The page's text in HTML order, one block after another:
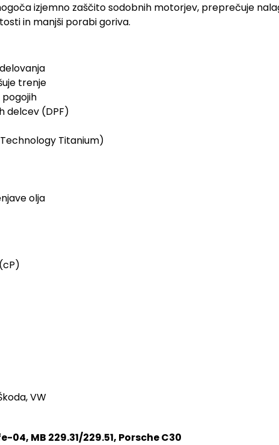
izjemno zaščito sodobnih motorjev, preprečuje
in manjši porabi goriva.
trenje
delcev (DPF)
Titanium)
olja
VW
04, MB 229.31/229.51, Porsche C30